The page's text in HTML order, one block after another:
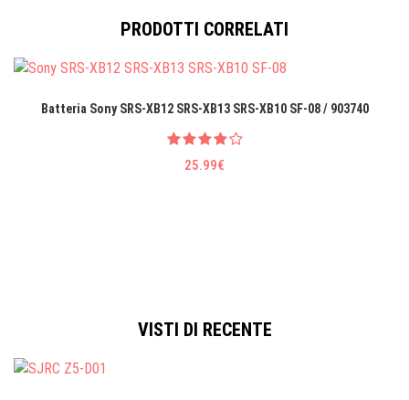
PRODOTTI CORRELATI
Batteria Sony SRS-XB12 SRS-XB13 SRS-XB10 SF-08 / 903740
25.99€
VISTI DI RECENTE